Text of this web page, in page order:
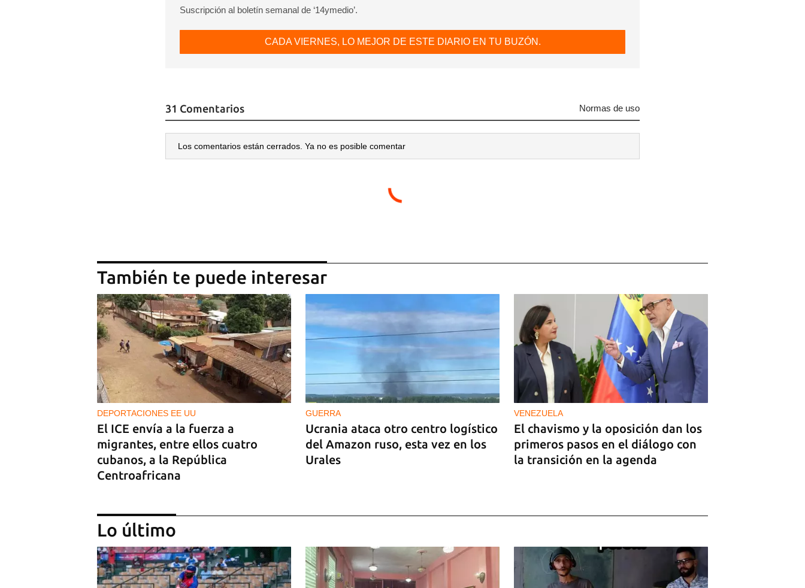
Suscripción al boletín semanal de ‘14ymedio’.
CADA VIERNES, LO MEJOR DE ESTE DIARIO EN TU BUZÓN.
31 Comentarios Normas de uso
Los comentarios están cerrados. Ya no es posible comentar
También te puede interesar
DEPORTACIONES EE UU
El ICE envía a la fuerza a
migrantes, entre ellos cuatro
cubanos, a la República
Centroafricana
GUERRA
Ucrania ataca otro centro logístico
del Amazon ruso, esta vez en los
Urales
VENEZUELA
El chavismo y la oposición dan los
primeros pasos en el diálogo con
la transición en la agenda
Lo último